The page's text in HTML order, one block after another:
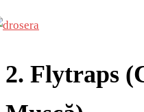
2. Flytraps